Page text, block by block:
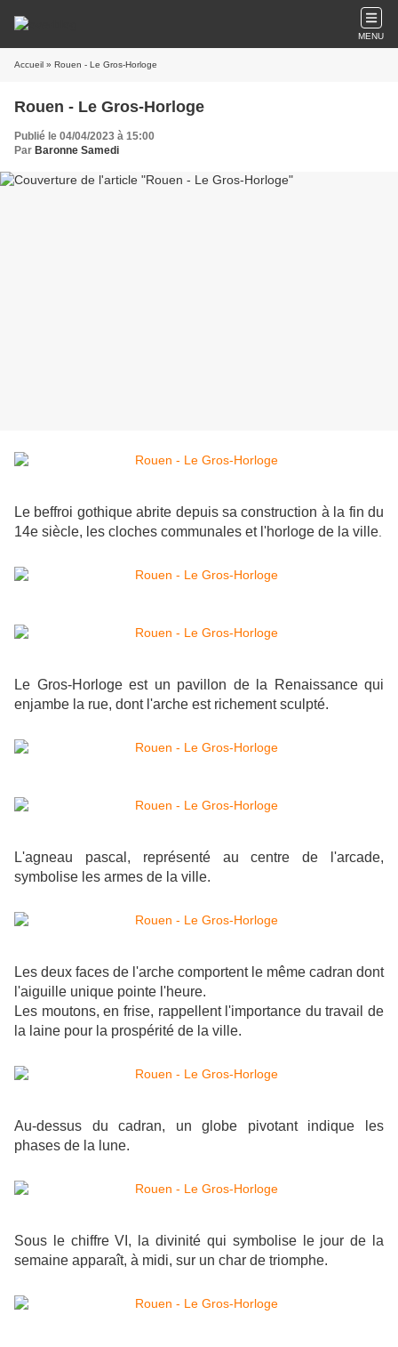
MENU
Accueil » Rouen - Le Gros-Horloge
Rouen - Le Gros-Horloge
Publié le 04/04/2023 à 15:00
Par Baronne Samedi
Le beffroi gothique abrite depuis sa construction à la fin du
14e siècle, les cloches communales et l'horloge de la ville
Le Gros-Horloge est un pavillon de la Renaissance qui
enjambe la rue, dont l'arche est richement sculpté.
L'agneau pascal, représenté au centre de l'arcade,
symbolise les armes de la ville.
Les deux faces de l'arche comportent le même cadran dont
l'aiguille unique pointe l'heure.
Les moutons, en frise, rappellent l'importance du travail de
la laine pour la prospérité de la ville.
Au-dessus du cadran, un globe pivotant indique les
phases de la lune.
Sous le chiffre VI, la divinité qui symbolise le jour de la
semaine apparaît, à midi, sur un char de triomphe.